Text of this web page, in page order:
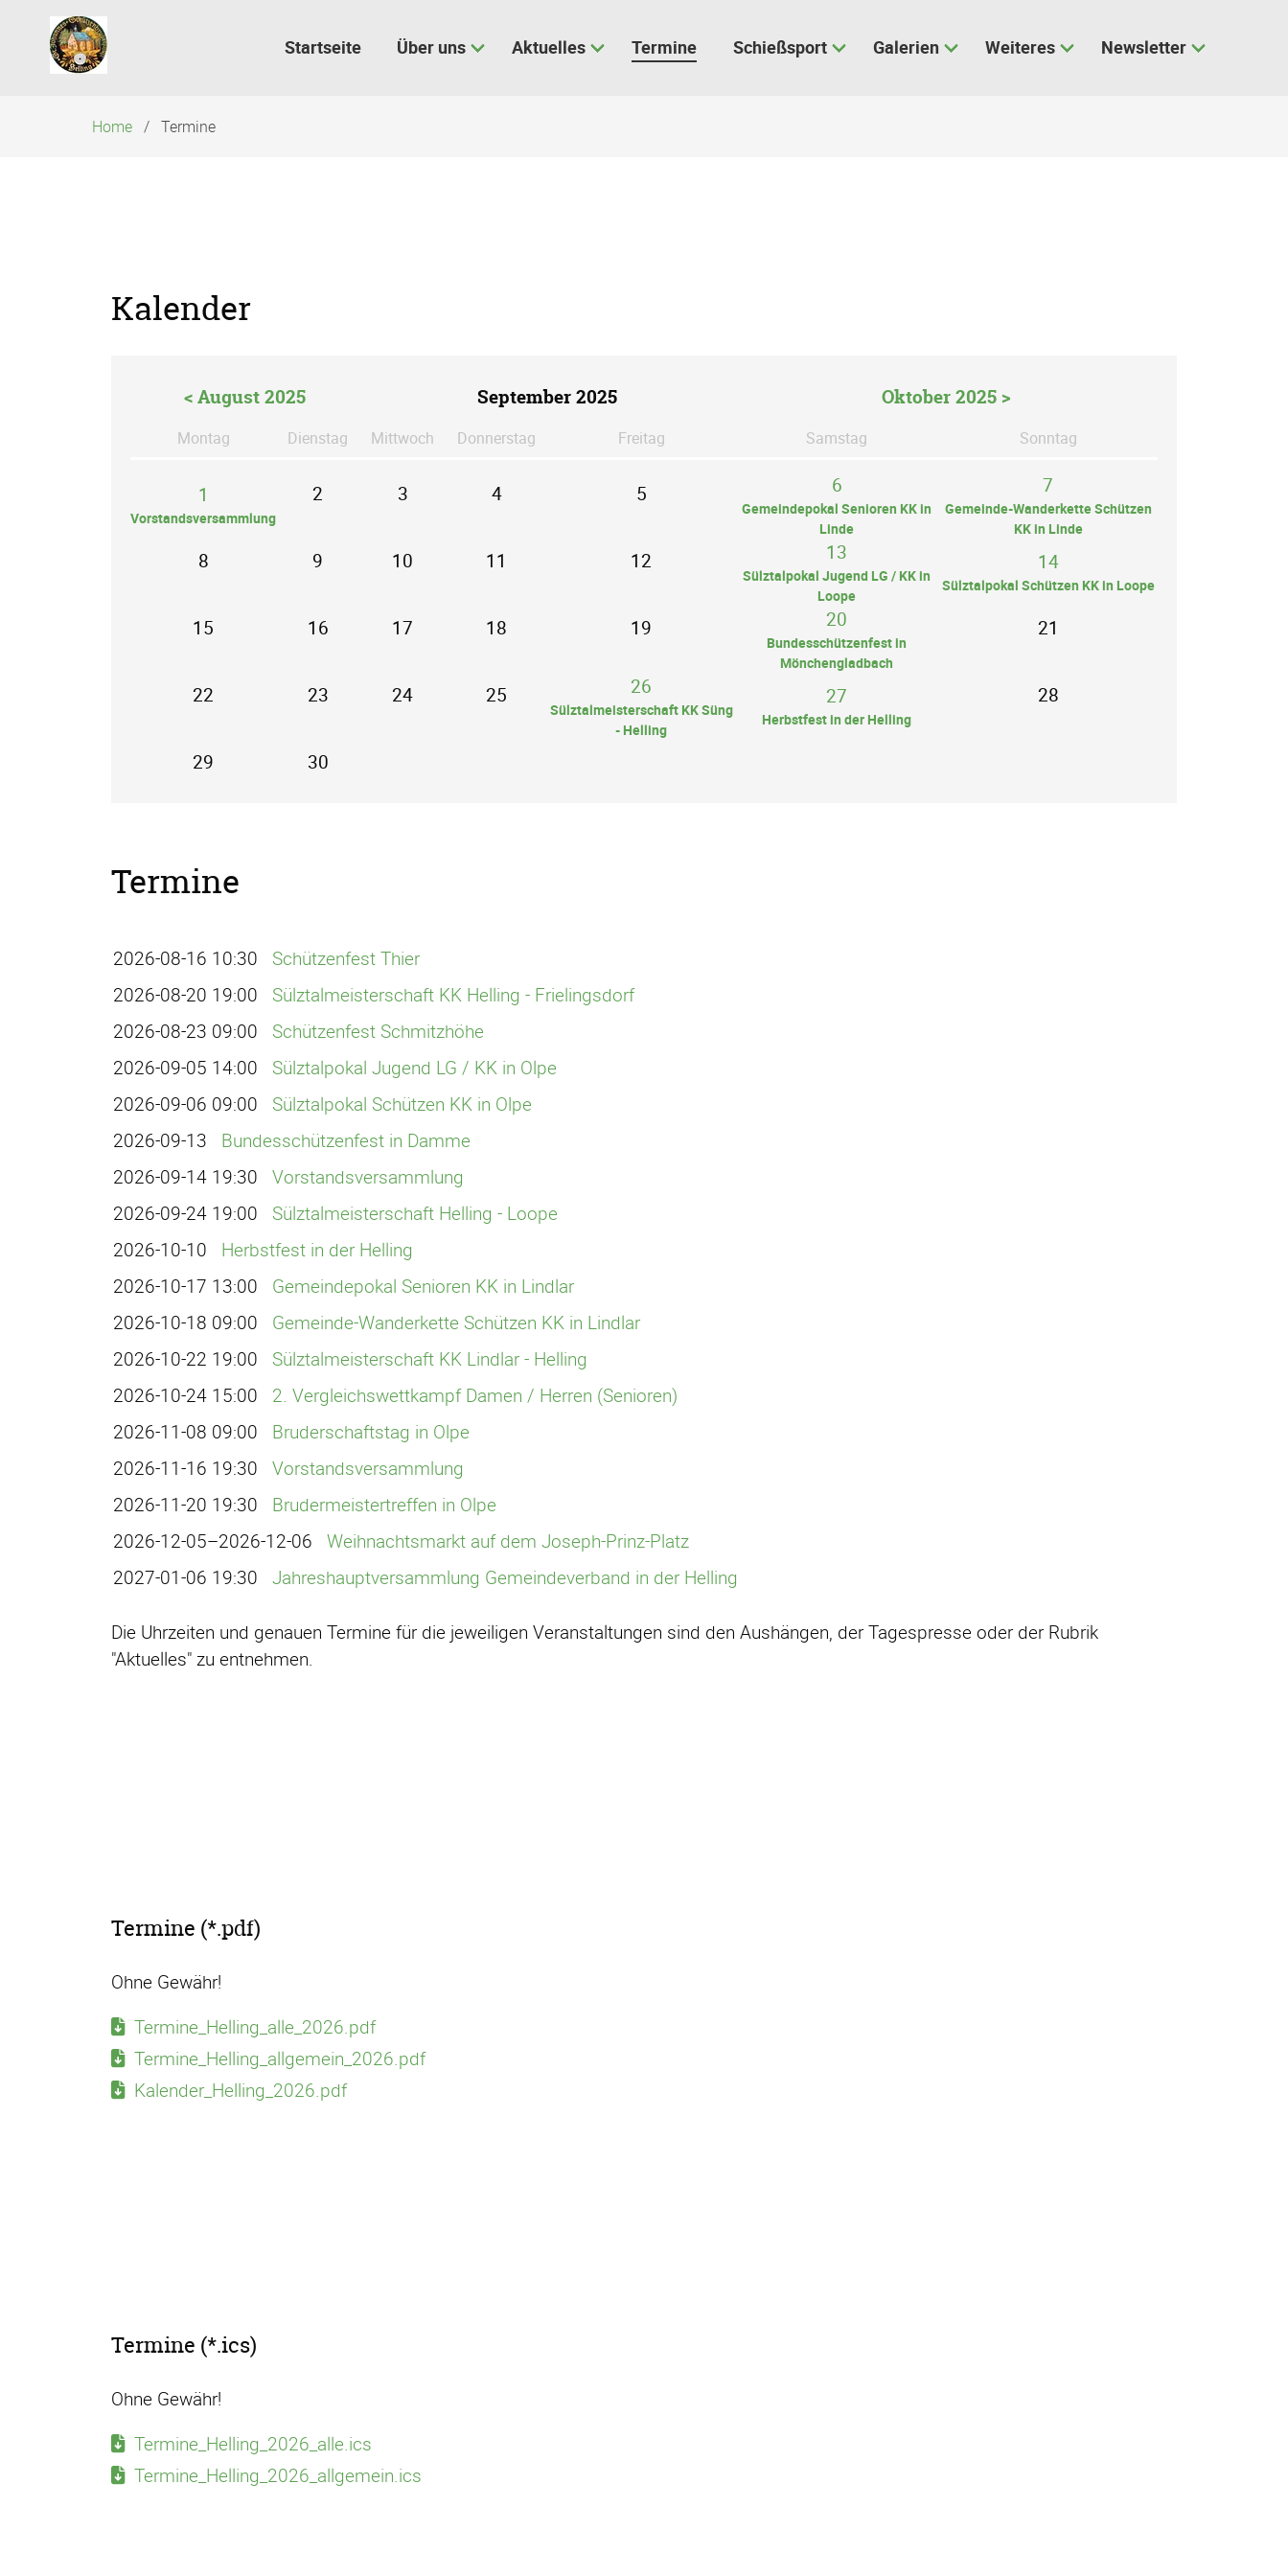
Navigation
überspringen
Startseite Über uns Aktuelles Termine Schießsport Galerien Weiteres Newsletter
Home Termine
Kalender
< August 2025 September 2025 Oktober 2025 >
Montag Dienstag Mittwoch Donnerstag Freitag Samstag Sonntag
1
Vorstandsversammlung
2 3 4 5 6
Gemeindepokal Senioren KK in
Linde
7
Gemeinde-Wanderkette Schützen
KK in Linde
8 9 10 11 12 13
Sülztalpokal Jugend LG / KK in
Loope
14
Sülztalpokal Schützen KK in Loope
15 16 17 18 19 20
Bundesschützenfest in
Mönchengladbach
21
22 23 24 25 26
Sülztalmeisterschaft KK Süng
- Helling
27
Herbstfest in der Helling
28
29 30
Termine
2026-08-16 10:30
Schützenfest Thier
2026-08-20 19:00
Sülztalmeisterschaft KK Helling - Frielingsdorf
2026-08-23 09:00
Schützenfest Schmitzhöhe
2026-09-05 14:00
Sülztalpokal Jugend LG / KK in Olpe
2026-09-06 09:00
Sülztalpokal Schützen KK in Olpe
2026-09-13
Bundesschützenfest in Damme
2026-09-14 19:30
Vorstandsversammlung
2026-09-24 19:00
Sülztalmeisterschaft Helling - Loope
2026-10-10
Herbstfest in der Helling
2026-10-17 13:00
Gemeindepokal Senioren KK in Lindlar
2026-10-18 09:00
Gemeinde-Wanderkette Schützen KK in Lindlar
2026-10-22 19:00
Sülztalmeisterschaft KK Lindlar - Helling
2026-10-24 15:00
2. Vergleichswettkampf Damen / Herren (Senioren)
2026-11-08 09:00
Bruderschaftstag in Olpe
2026-11-16 19:30
Vorstandsversammlung
2026-11-20 19:30
Brudermeistertreffen in Olpe
2026-12-05–2026-12-06
Weihnachtsmarkt auf dem Joseph-Prinz-Platz
2027-01-06 19:30
Jahreshauptversammlung Gemeindeverband in der Helling
Die Uhrzeiten und genauen Termine für die jeweiligen Veranstaltungen sind den Aushängen, der Tagespresse oder der Rubrik
"Aktuelles" zu entnehmen.
Termine (*.pdf)
Ohne Gewähr!
Termine_Helling_alle_2026.pdf
Termine_Helling_allgemein_2026.pdf
Kalender_Helling_2026.pdf
Termine (*.ics)
Ohne Gewähr!
Termine_Helling_2026_alle.ics
Termine_Helling_2026_allgemein.ics